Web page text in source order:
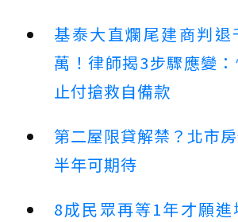
基泰大直爛尾建商判退
萬！律師揭3步驟應變
止付搶救自備款
第二屋限貸解禁？北市
半年可期待
8成民眾再等1年才願進